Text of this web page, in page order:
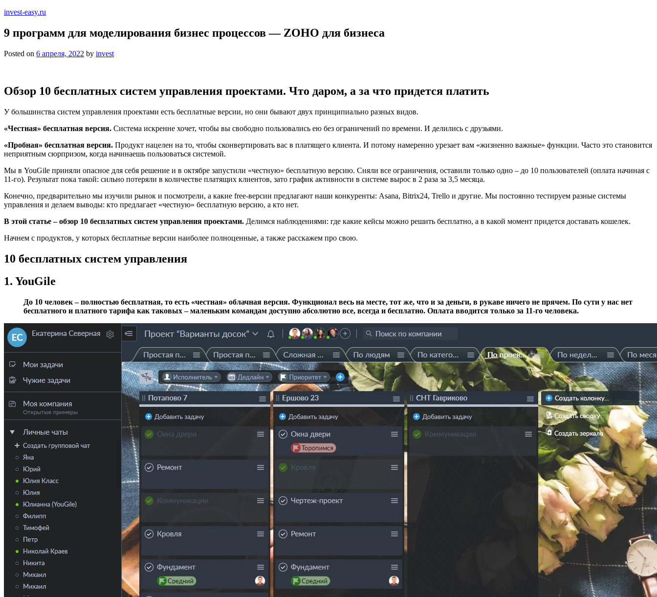
invest-easy.ru
9 программ для моделирования бизнес процессов — ZOHO для бизнеса
Posted on 6 апреля, 2022 by invest
Обзор 10 бесплатных систем управления проектами. Что даром, а за что придется платить
У большинства систем управления проектами есть бесплатные версии, но они бывают двух принципиально разных видов.
«Честная» бесплатная версия. Система искренне хочет, чтобы вы свободно пользовались ею без ограничений по времени. И делились с друзьями.
«Пробная» бесплатная версия. Продукт нацелен на то, чтобы сконвертировать вас в платящего клиента. И потому намеренно урезает вам «жизненно важные» функции. Часто это становится
неприятным сюрпризом, когда начинаешь пользоваться системой.
Мы в YouGile приняли опасное для себя решение и в октябре запустили «честную» бесплатную версию. Сняли все ограничения, оставили только одно – до 10 пользователей (оплата начиная с
11-го). Результат пока такой: сильно потеряли в количестве платящих клиентов, зато график активности в системе вырос в 2 раза за 3,5 месяца.
Конечно, предварительно мы изучили рынок и посмотрели, а какие free-версии предлагают наши конкуренты: Asana, Bitrix24, Trello и другие. Мы постоянно тестируем разные системы
управления и делаем выводы: кто предлагает «честную» бесплатную версию, а кто нет.
В этой статье – обзор 10 бесплатных систем управления проектами. Делимся наблюдениями: где какие кейсы можно решить бесплатно, а в какой момент придется доставать кошелек.
Начнем с продуктов, у которых бесплатные версии наиболее полноценные, а также расскажем про свою.
10 бесплатных систем управления
1. YouGile
До 10 человек – полностью бесплатная, то есть «честная» облачная версия. Функционал весь на месте, тот же, что и за деньги, в рукаве ничего не прячем. По сути у нас нет
бесплатного и платного тарифа как таковых – маленьким командам доступно абсолютно все, всегда и бесплатно. Оплата вводится только за 11-го человека.